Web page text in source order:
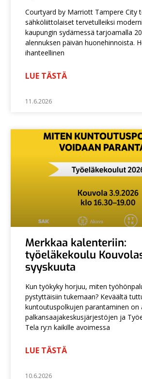
Courtyard by Marriott Tampere City
sähköliittolaiset tervetulleiksi
kaupungin sydämessä tarjoamalla
alennuksen päivän huonehinnoista.
ihanteellinen
LUE TÄSTÄ
11.6.2026
Merkkaa kalenteriin:
työeläkekoulu
syyskuuta
Kun työkyky horjuu, miten
pystyttäisiin tukemaan? Keväältä
kuntoutuspolkujen parantaminen on
palkansaajakeskusjärjestöjen ja
Tela ry:n kaikille avoimessa
LUE TÄSTÄ
10.6.2026